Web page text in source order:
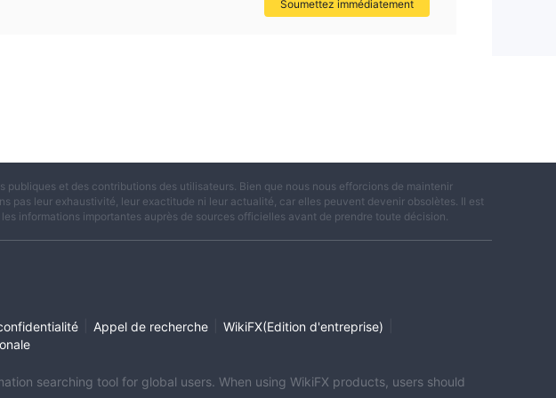
Soumettez immédiatement
publiques et des contributions des utilisateurs. Bien que nous nous efforcions de maintenir
pas leur exhaustivité, leur exactitude ni leur actualité, car elles peuvent devenir obsolètes. Il est
informations importantes auprès de sources officielles avant de prendre toute décision.
Appel de recherche WikiFX(Edition d'entreprise)
searching tool for global users. When using WikiFX products, users should